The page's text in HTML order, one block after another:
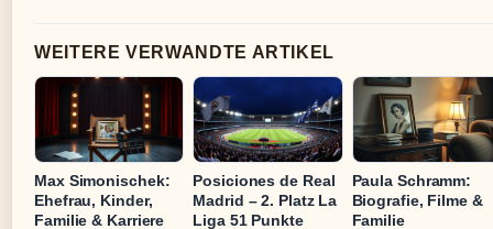
WEITERE VERWANDTE ARTIKEL
Max Simonischek:
Ehefrau, Kinder,
Familie & Karriere
Posiciones de Real
Madrid – 2. Platz La
Liga 51 Punkte
Paula Schramm:
Biografie, Filme &
Familie